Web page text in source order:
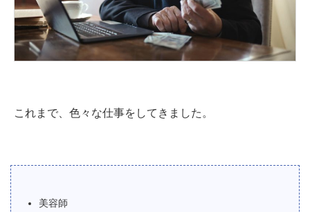
これまで、色々な仕事をしてきました。
美容師